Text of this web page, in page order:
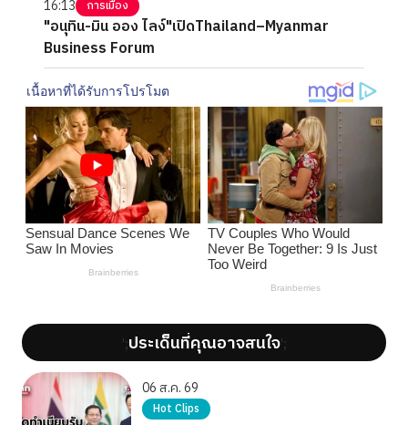
16:13 การเมือง
"อนุทิน-มิน ออง ไลง์"เปิดThailand–Myanmar
Business Forum
';ประเด็นที่คุณอาจสนใจ';
06 ส.ค. 69
Hot Clips